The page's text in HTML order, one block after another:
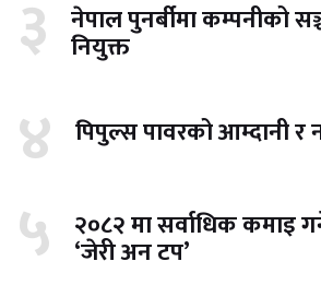
३ नेपाल पुनर्बीमा कम्पनीको
नियुक्त
४ पिपुल्स पावरको आम्दानी र
५ २०८२ मा सर्वाधिक कमाइ
‘जेरी अन टप’